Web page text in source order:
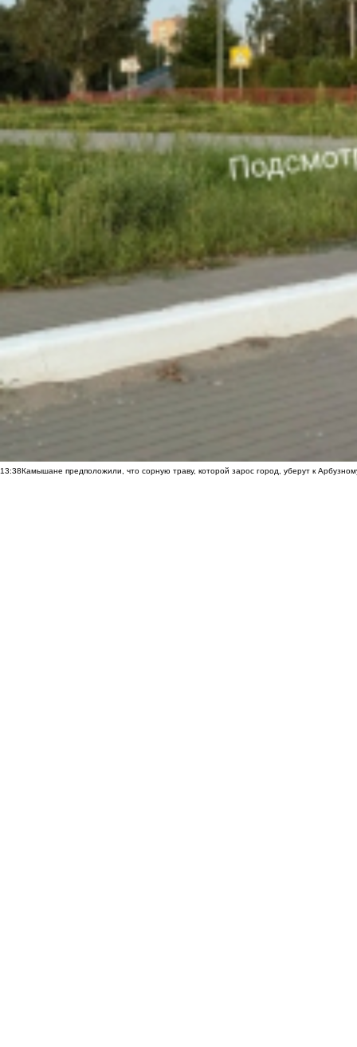
13:38Камышане предположили, что сорную траву, которой зарос город, уберут к